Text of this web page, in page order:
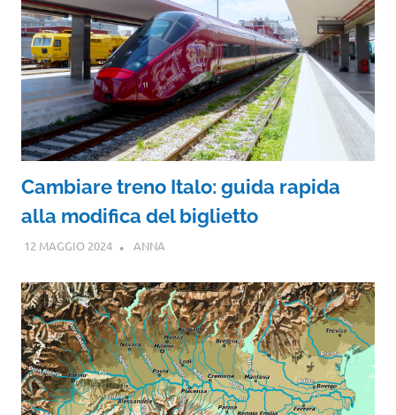
Cambiare treno Italo: guida rapida
alla modifica del biglietto
12 MAGGIO 2024 ANNA